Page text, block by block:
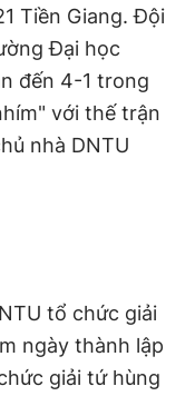
Tiền Giang. Đội
Đại học
đến 4-1 trong
với thế trận
nhà DNTU
tổ chức giải
ngày thành lập
giải tứ hùng